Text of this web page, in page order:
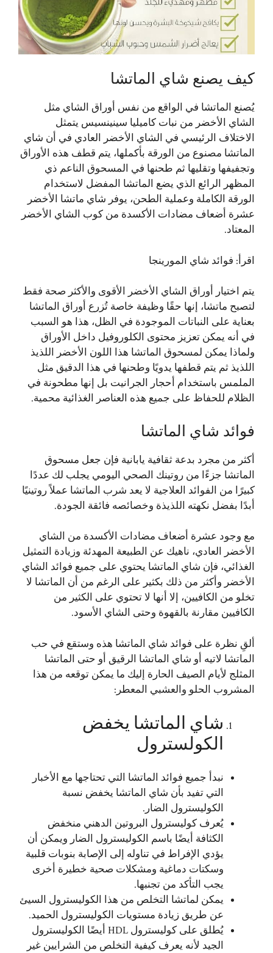
كيف يصنع شاي الماتشا
يُصنع الماتشا في الواقع من نفس أوراق الشاي مثل
الشاي الأخضر من نبات كاميليا سينينسيس يتمثل
الاختلاف الرئيسي في الشاي الأخضر العادي في أن شاي
الماتشا مصنوع من الورقة بأكملها، يتم قطف هذه الأوراق
وتجفيفها وتقليها ثم طحنها في المسحوق الناعم ذي
المظهر الرائع الذي يضع الماتشا المفضل لاستخدام
الورقة الكاملة وعملية الطحن، يوفر شاي ماتشا الأخضر
عشرة أضعاف مضادات الأكسدة من كوب الشاي الأخضر
المعتاد.
اقرأ: فوائد شاي المورينجا
يتم اختيار أوراق الشاي الأخضر الأقوى والأكثر صحة فقط
لتصبح ماتشا، إنها حقًا وظيفة خاصة تُزرع أوراق الماتشا
بعناية على النباتات الموجودة في الظل، هذا هو السبب
في أنه يمكن تعزيز محتوى الكلوروفيل داخل الأوراق
ولماذا يمكن لمسحوق الماتشا هذا اللون الأخضر اللذيذ
اللذيذ ثم يتم قطفها يدويًا وطحنها في هذا الدقيق مثل
الملمس باستخدام أحجار الجرانيت بل إنها مطحونة في
الظلام للحفاظ على جميع هذه العناصر الغذائية محمية.
فوائد شاي الماتشا
أكثر من مجرد بدعة ثقافية يابانية فإن جعل مسحوق
الماتشا جزءًا من روتينك الصحي اليومي يجلب لك عددًا
كبيرًا من الفوائد العلاجية لا يعد شرب الماتشا عملاً روتينيًا
أبدًا بفضل نكهته اللذيذة وخصائصه فائقة الجودة.
مع وجود عشرة أضعاف مضادات الأكسدة من الشاي
الأخضر العادي، ناهيك عن الطبيعة المهدئة وزيادة التمثيل
الغذائي، فإن شاي الماتشا يحتوي على جميع فوائد الشاي
الأخضر وأكثر من ذلك بكثير على الرغم من أن الماتشا لا
تخلو من الكافيين، إلا أنها لا تحتوي على الكثير من
الكافيين مقارنة بالقهوة وحتى الشاي الأسود.
ألقِ نظرة على فوائد شاي الماتشا هذه وستقع في حب
الماتشا لاتيه أو شاي الماتشا الرقيق أو حتى الماتشا
المثلج لأيام الصيف الحارة إليك ما يمكن توقعه من هذا
المشروب الحلو والعشبي المعطر:
شاي الماتشا يخفض
الكولسترول
نبدأ جميع فوائد الماتشا التي تحتاجها مع الأخبار
التي تفيد بأن شاي الماتشا يخفض نسبة
الكوليسترول الضار.
يُعرف كوليسترول البروتين الدهني منخفض
الكثافة أيضًا باسم الكوليسترول الضار ويمكن أن
يؤدي الإفراط في تناوله إلى الإصابة بنوبات قلبية
وسكتات دماغية ومشكلات صحية خطيرة أخرى
يجب التأكد من تجنبها.
يمكن لماتشا التخلص من هذا الكوليسترول السيئ
عن طريق زيادة مستويات الكوليسترول الحميد.
يُطلق على كوليسترول HDL أيضًا الكوليسترول
الجيد لأنه يعرف كيفية التخلص من الشرايين غير